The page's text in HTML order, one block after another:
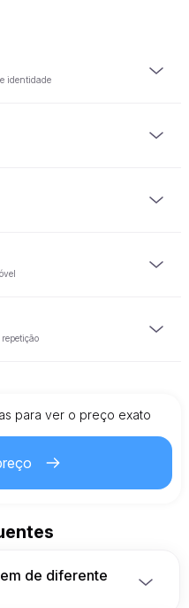
identidade
É igualmente
(passaporte ou
Alguns veículos podem
criptográfica. O
da reserva para
da caução varia
e será devolvido no
a devolução do veículo em
fornecido.
para ver o preço exato
de diferente